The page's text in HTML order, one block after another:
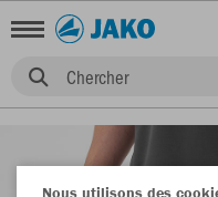
Chercher
Nous utilisons des